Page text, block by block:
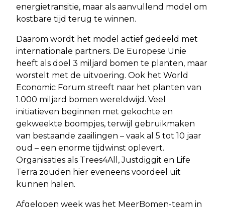
energietransitie, maar als aanvullend model om
kostbare tijd terug te winnen.
Daarom wordt het model actief gedeeld met
internationale partners. De Europese Unie
heeft als doel 3 miljard bomen te planten, maar
worstelt met de uitvoering. Ook het World
Economic Forum streeft naar het planten van
1.000 miljard bomen wereldwijd. Veel
initiatieven beginnen met gekochte en
gekweekte boompjes, terwijl gebruikmaken
van bestaande zaailingen – vaak al 5 tot 10 jaar
oud – een enorme tijdwinst oplevert.
Organisaties als Trees4All, Justdiggit en Life
Terra zouden hier eveneens voordeel uit
kunnen halen.
Afgelopen week was het MeerBomen-team in